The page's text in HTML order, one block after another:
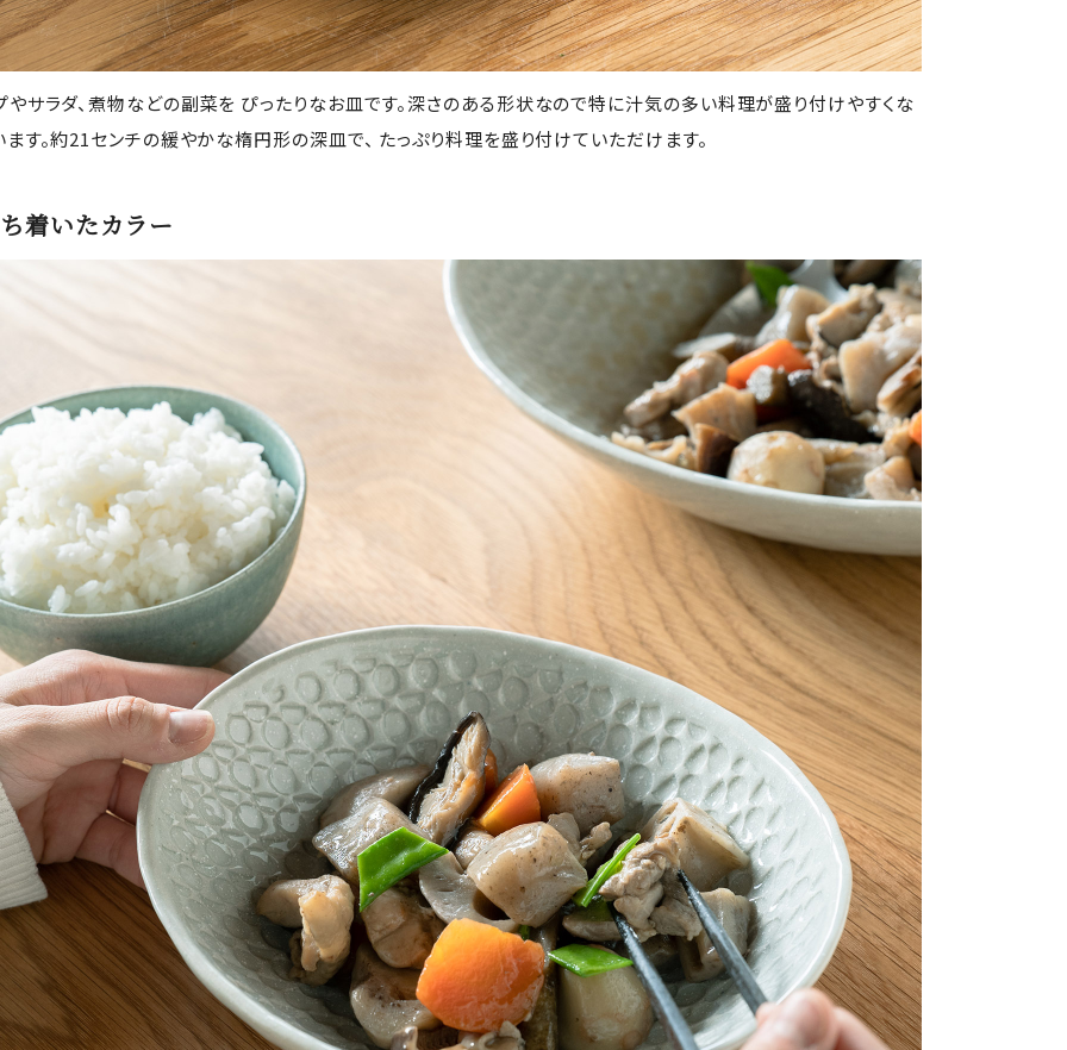
やサラダ、煮物などの副菜を ぴったりなお皿です。深さのある形状なので特に汁気の多い料理が盛り付けやすくな
ます。約21センチの緩やかな楕円形の深皿で、 たっぷり料理を盛り付けていただけます。
着いたカラー